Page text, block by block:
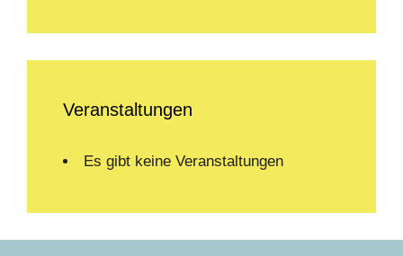
Veranstaltungen
Es gibt keine Veranstaltungen